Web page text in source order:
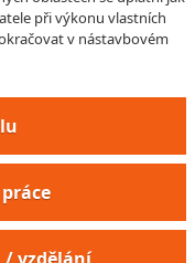
při výkonu vlastních
v nástavbovém